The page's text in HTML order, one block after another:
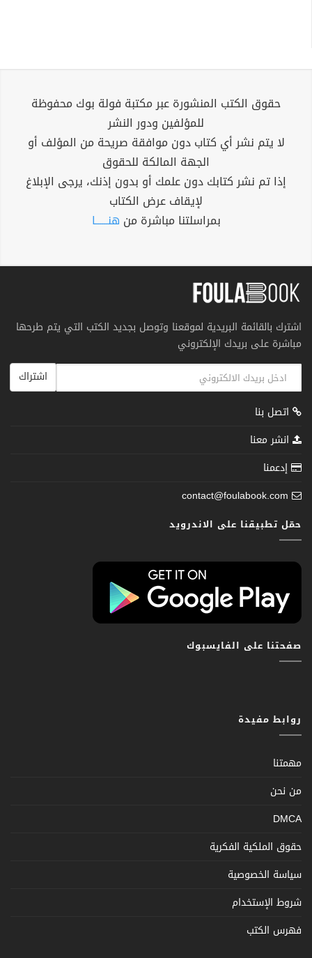
حقوق الكتب المنشورة عبر مكتبة فولة بوك محفوظة
للمؤلفين ودور النشر
لا يتم نشر أي كتاب دون موافقة صريحة من المؤلف أو
الجهة المالكة للحقوق
إذا تم نشر كتابك دون علمك أو بدون إذنك، يرجى الإبلاغ
لإيقاف عرض الكتاب
بمراسلتنا مباشرة من هنــــــا
اشترك بالقائمة البريدية لموقعنا وتوصل بجديد الكتب التي يتم طرحها
مباشرة على بريدك الإلكتروني
اشتراك
اتصل بنا
انشر معنا
إدعمنا
contact@foulabook.com
حمّل تطبيقنا على الاندرويد
صفحتنا على الفايسبوك
روابط مفيدة
مهمتنا
من نحن
DMCA
حقوق الملكية الفكرية
سياسة الخصوصية
شروط الإستخدام
فهرس الكتب